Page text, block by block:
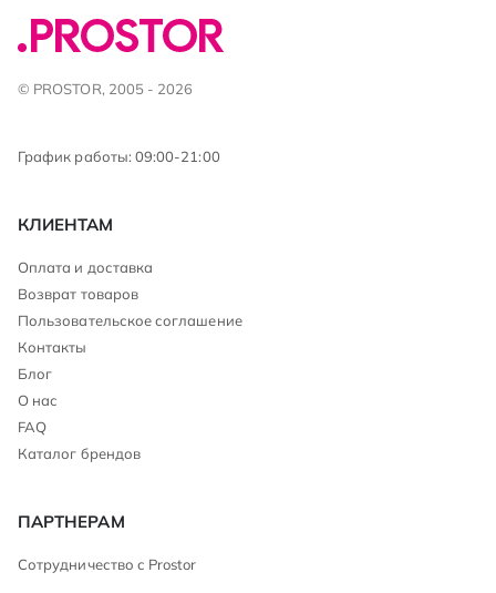
© PROSTOR, 2005 - 2026
График работы: 09:00-21:00
КЛИЕНТАМ
Оплата и доставка
Возврат товаров
Пользовательское соглашение
Контакты
Блог
О нас
FAQ
Каталог брендов
ПАРТНЕРАМ
Сотрудничество с Prostor